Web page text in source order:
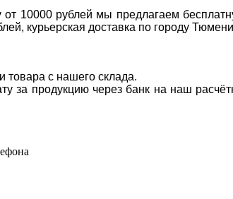
10000 рублей мы предлагаем
курьерская доставка по городу
товара с нашего склада.
за продукцию через банк на наш